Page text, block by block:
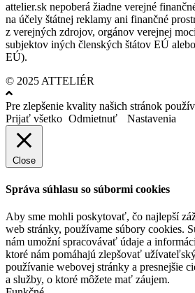
attelier.sk nepoberá žiadne verejné
na účely štátnej reklamy ani finančné
z verejných zdrojov, orgánov verejnej
subjektov iných členských štátov EÚ
EÚ).
© 2025 ATTELIÉR
Pre zlepšenie kvality našich stránok
Prijať všetko Odmietnuť Nastavenia
Close
Správa súhlasu so súbormi cookies
Aby sme mohli poskytovať, čo najlepší
web stránky, používame súbory cookies.
nám umožní spracovávať údaje a
ktoré nám pomáhajú zlepšovať
používanie webovej stránky a presnejšie
a služby, o ktoré môžete mať záujem.